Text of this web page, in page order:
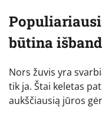
būtina
Nors žuvis yra
tik ja. Štai keletas
aukščiausią jūros